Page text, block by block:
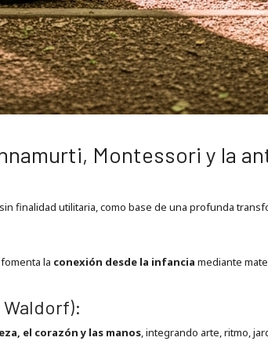
Montessori y la
finalidad utilitaria, como base de una profunda
la conexión desde la infancia mediante
el corazón y las manos, integrando arte, ritmo,